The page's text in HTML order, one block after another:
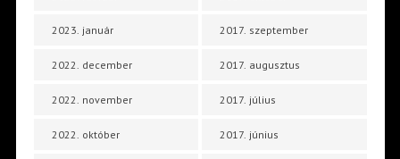
2023. január
2022. december
2022. november
2022. október
2017. szeptember
2017. augusztus
2017. július
2017. június